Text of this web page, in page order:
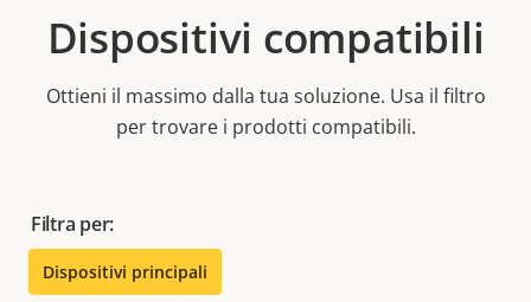
Dispositivi compatibili
Ottieni il massimo dalla tua soluzione. Usa il filtro
per trovare i prodotti compatibili.
Filtra per:
Dispositivi principali